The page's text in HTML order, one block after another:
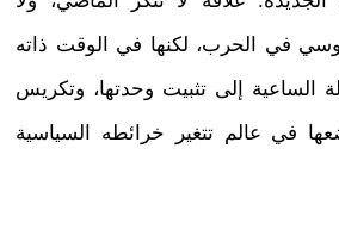
في الحرب، لكنها في الوقت ذاته
الساعية إلى تثبيت وحدتها، وتكريس
في عالم تتغير خرائطه السياسية